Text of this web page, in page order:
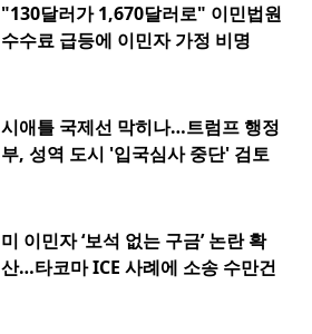
"130달러가 1,670달러로" 이민법원
수수료 급등에 이민자 가정 비명
시애틀 국제선 막히나…트럼프 행정
부, 성역 도시 '입국심사 중단' 검토
미 이민자 ‘보석 없는 구금’ 논란 확
산…타코마 ICE 사례에 소송 수만건